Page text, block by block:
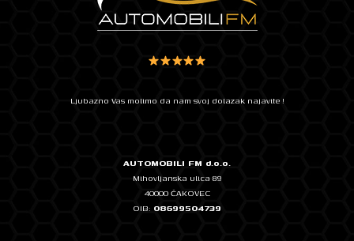
Ljubazno Vas molimo da nam svoj dolazak najavite !
AUTOMOBILI FM d.o.o.
Mihovljanska ulica 89
40000 ČAKOVEC
OIB: 08699504739